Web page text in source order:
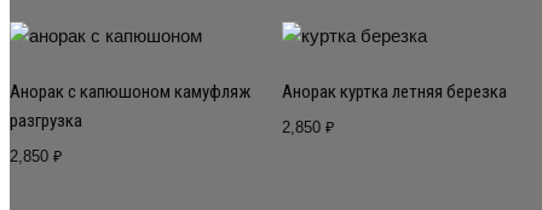
Анорак с капюшоном камуфляж
разгрузка
2,850 ₽
Анорак куртка летняя березка
2,850 ₽